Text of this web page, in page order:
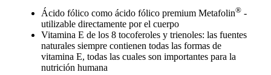
Ácido fólico como ácido fólico premium Metafolin® -
utilizable directamente por el cuerpo
Vitamina E de los 8 tocoferoles y trienoles: las fuentes
naturales siempre contienen todas las formas de
vitamina E, todas las cuales son importantes para la
nutrición humana